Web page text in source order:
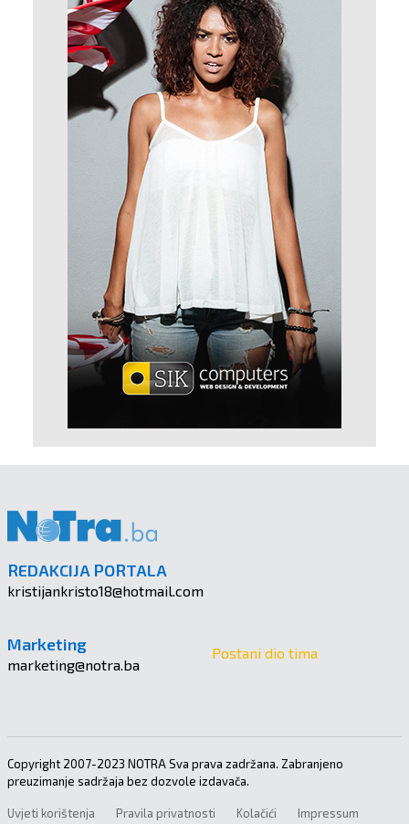
REDAKCIJA PORTALA
kristijankristo18@hotmail.com
Marketing
marketing@notra.ba
Postani dio tima
Copyright 2007-2023 NOTRA Sva prava zadržana. Zabranjeno
preuzimanje sadržaja bez dozvole izdavača.
Uvjeti korištenja Pravila privatnosti Kolačići Impressum